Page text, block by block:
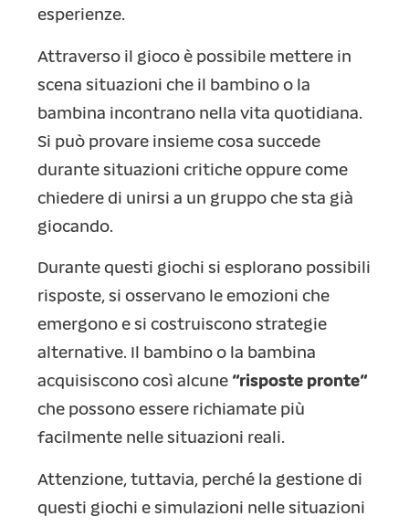
esperienze.
Attraverso il gioco è possibile mettere in
scena situazioni che il bambino o la
bambina incontrano nella vita quotidiana.
Si può provare insieme cosa succede
durante situazioni critiche oppure come
chiedere di unirsi a un gruppo che sta già
giocando.
Durante questi giochi si esplorano possibili
risposte, si osservano le emozioni che
emergono e si costruiscono strategie
alternative. Il bambino o la bambina
acquisiscono così alcune “risposte pronte”
che possono essere richiamate più
facilmente nelle situazioni reali.
Attenzione, tuttavia, perché la gestione di
questi giochi e simulazioni nelle situazioni